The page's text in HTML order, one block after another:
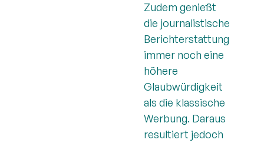
Zudem genießt
die journalistische
Berichterstattung
immer noch eine
höhere
Glaubwürdigkeit
als die klassische
Werbung. Daraus
resultiert jedoch